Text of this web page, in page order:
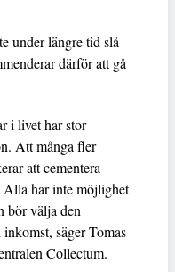
under längre tid slå
därför att gå
i livet har stor
Att många fler
att cementera
har inte möjlighet
bör välja den
säger Tomas
Collectum.